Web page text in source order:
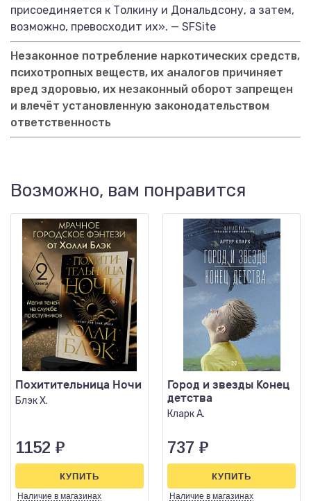
присоединяется к Толкину и Дональдсону, а затем,
возможно, превосходит их». — SFSite
Незаконное потребление наркотических средств,
психотропных веществ, их аналогов причиняет
вред здоровью, их незаконный оборот запрещен
и влечёт установленную законодательством
ответственность
Возможно, вам понравится
Похитительница Ночи
Блэк Х.
1152 ₽
Наличие в магазинах
КУПИТЬ
Город и звезды Конец
детства
Кларк А.
737 ₽
Наличие в магазинах
КУПИТЬ